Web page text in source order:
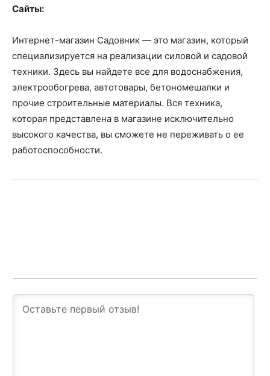
Сайты:
Интернет-магазин Садовник — это магазин, который
специализируется на реализации силовой и садовой
техники. Здесь вы найдете все для водоснабжения,
электрообогрева, автотовары, бетономешалки и
прочие строительные материалы. Вся техника,
которая представлена в магазине исключительно
высокого качества, вы сможете не переживать о ее
работоспособности.